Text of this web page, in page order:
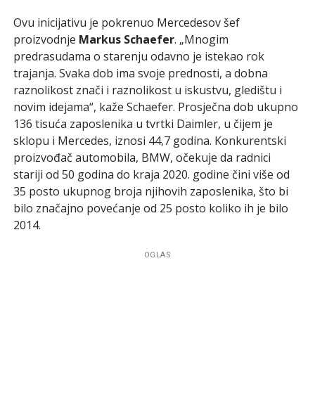
Ovu inicijativu je pokrenuo Mercedesov šef
proizvodnje Markus Schaefer. „Mnogim
predrasudama o starenju odavno je istekao rok
trajanja. Svaka dob ima svoje prednosti, a dobna
raznolikost znači i raznolikost u iskustvu, gledištu i
novim idejama“, kaže Schaefer. Prosječna dob ukupno
136 tisuća zaposlenika u tvrtki Daimler, u čijem je
sklopu i Mercedes, iznosi 44,7 godina. Konkurentski
proizvođač automobila, BMW, očekuje da radnici
stariji od 50 godina do kraja 2020. godine čini više od
35 posto ukupnog broja njihovih zaposlenika, što bi
bilo značajno povećanje od 25 posto koliko ih je bilo
2014.
OGLAS